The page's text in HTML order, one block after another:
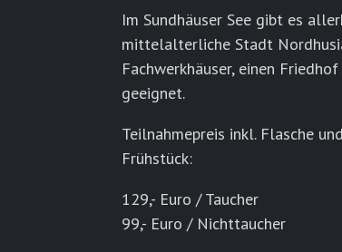
Im Sundhäuser See gibt es
mittelalterliche Stadt
Fachwerkhäuser, einen
geeignet.
Teilnahmepreis inkl. Flasche
Frühstück:
129,- Euro / Taucher
99,- Euro / Nichttaucher